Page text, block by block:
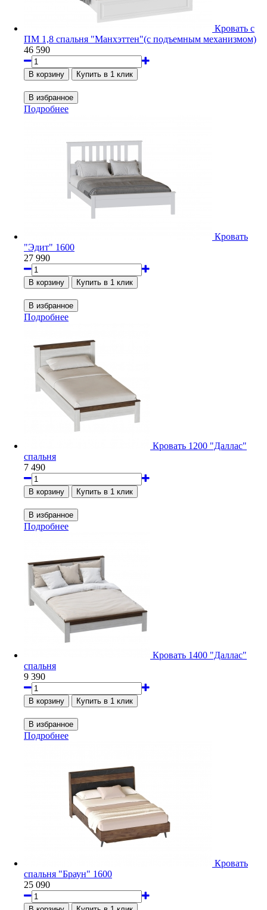
Кровать с
ПМ 1,8 спальня "Манхэттен"(с подъемным механизмом)
46 590
Подробнее
Кровать
"Эдит" 1600
27 990
Подробнее
Кровать 1200 "Даллас"
спальня
7 490
Подробнее
Кровать 1400 "Даллас"
спальня
9 390
Подробнее
Кровать
спальня "Браун" 1600
25 090